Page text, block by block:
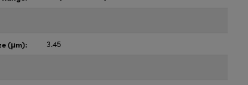
(μm): 3.45